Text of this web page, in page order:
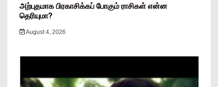
அற்புதமாக பிரகாசிக்கப் போகும் ராசிகள் என்ன
தெரியுமா?
August 4, 2026